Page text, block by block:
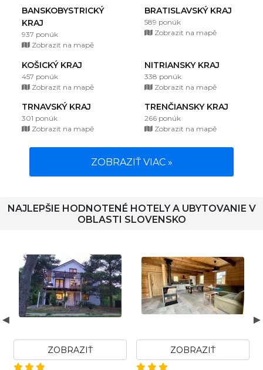
BANSKOBYSTRICKÝ
KRAJ
937 ponúk
Zobrazit na mapě
BRATISLAVSKÝ KRAJ
589 ponúk
Zobrazit na mapě
KOŠICKÝ KRAJ
457 ponúk
Zobrazit na mapě
NITRIANSKY KRAJ
338 ponúk
Zobrazit na mapě
TRNAVSKÝ KRAJ
301 ponúk
Zobrazit na mapě
TRENČIANSKY KRAJ
266 ponúk
Zobrazit na mapě
ZOBRAZIŤ VIAC »
NAJLEPŠIE HODNOTENÉ HOTELY A UBYTOVANIE V
OBLASTI SLOVENSKO